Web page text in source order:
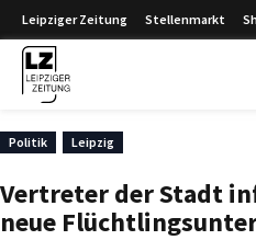
Leipziger Zeitung Stellenmarkt
Politik Leipzig
Vertreter der Stadt
neue